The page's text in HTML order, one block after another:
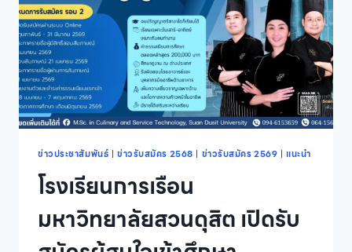
สนใจ
เข้า
ศึกษา
หลักสูตร
ศาสตร
บัณฑิต
สาขา
ภาษา
เพื่อ
สื่อสาร
ปกติ
ข่าวประชาสัมพันธ์ | ข่าวรับสมัคร 2568 | ข่าวรับสมัคร 2569 | แนะนำ
โรงเรียนการเรือน
มหาวิทยาลัยสวนดุสิต เปิดรับ